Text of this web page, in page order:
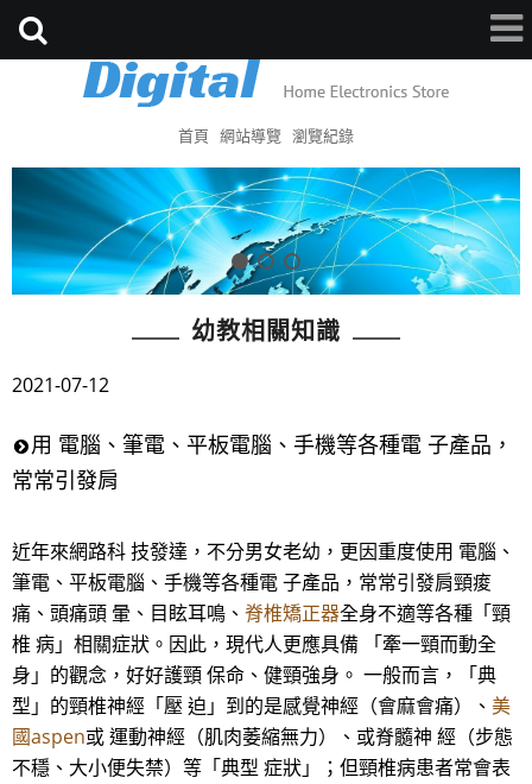
首頁 網站導覽 瀏覽紀錄
幼教相關知識
2021-07-12
用 電腦、筆電、平板電腦、手機等各種電 子產品，
常常引發肩
近年來網路科 技發達，不分男女老幼，更因重度使用 電腦、
筆電、平板電腦、手機等各種電 子產品，常常引發肩頸痠
痛、頭痛頭 暈、目眩耳鳴、 脊椎矯正器全身不適等各種「頸
椎 病」相關症狀。因此，現代人更應具備 「牽一頸而動全
身」的觀念，好好護頸 保命、健頸強身。 一般而言，「典
型」的頸椎神經「壓 迫」到的是感覺神經（會麻會痛）、 美
國aspen或 運動神經（肌肉萎縮無力）、或脊髓神 經（步態
不穩、大小便失禁）等「典型 症狀」；但頸椎病患者常會表